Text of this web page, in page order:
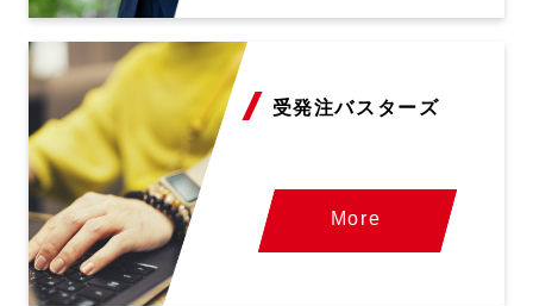
受発注バスターズ
More